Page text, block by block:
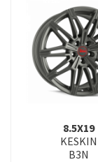
8.5X19
KESKIN
B3N